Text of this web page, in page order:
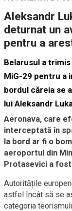
Aleksandr
deturnat un
pentru a
Belarusul a
MiG-29 pentru a
bordul căreia se
lui Aleksandr
Aeronava, care
interceptată în
la bord ar fi o
aeroportul din
Protasevici a
Autoritățile
astfel încât să se
categoria